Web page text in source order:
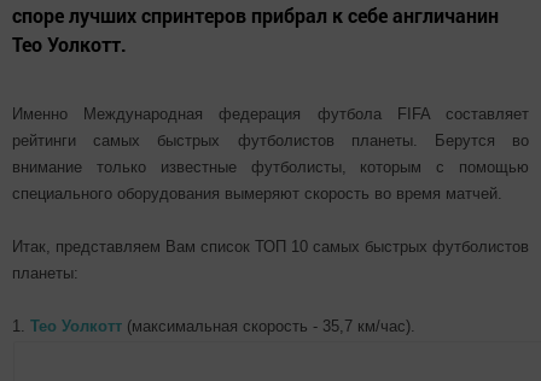
споре лучших спринтеров прибрал к себе англичанин
Тео Уолкотт.
Именно Международная федерация футбола FIFA составляет
рейтинги самых быстрых футболистов планеты. Берутся во
внимание только известные футболисты, которым с помощью
специального оборудования вымеряют скорость во время матчей.
Итак, представляем Вам список ТОП 10 самых быстрых футболистов
планеты:
1. Тео Уолкотт (максимальная скорость - 35,7 км/час).